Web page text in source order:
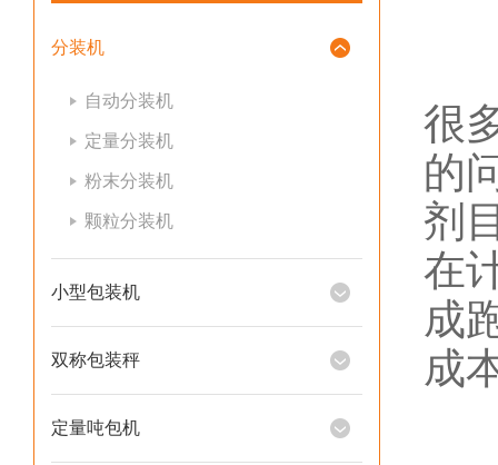
分装机
自动分装机
定量分装机
粉末分装机
颗粒分装机
小型包装机
双称包装秤
定量吨包机
很
的
剂
在
成
成